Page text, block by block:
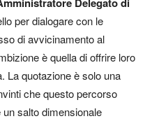
per dialogare con le
di avvicinamento al
è quella di offrire loro
La quotazione è solo una
che questo percorso
salto dimensionale